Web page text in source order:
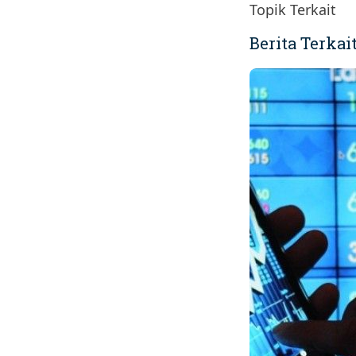
Topik Terkait
Berita